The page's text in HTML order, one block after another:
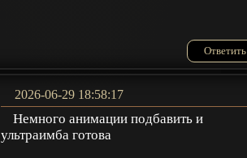
Ответить
2026-06-29 18:58:17
Немного анимации подбавить и
ультраимба готова